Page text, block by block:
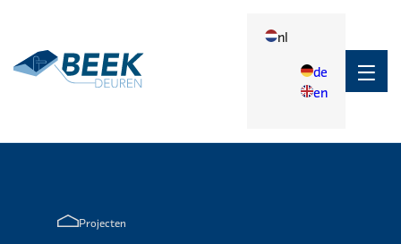
nl
de
en
Projecten